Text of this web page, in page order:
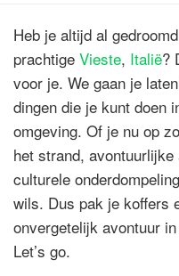
Heb je altijd al
prachtige Vieste, Italië?
voor je. We gaan je
dingen die je kunt doen
omgeving. Of je nu op
het strand,
culturele
wils. Dus pak je koffers
onvergetelijk avontuur
Let’s go.